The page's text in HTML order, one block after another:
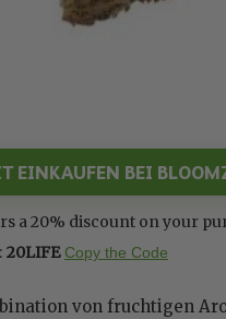
EINKAUFEN BEI
a 20% discount on your
20LIFE Copy the Code
von fruchtigen